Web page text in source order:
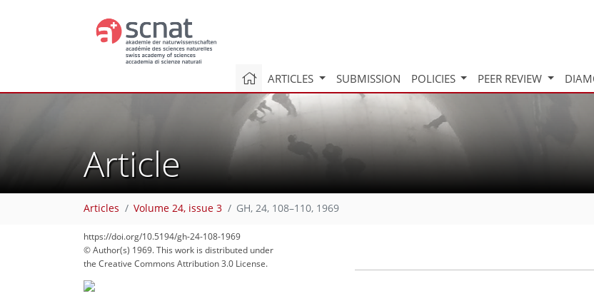
ARTICLES SUBMISSION POLICIES PEER REVIEW
Article
Articles Volume 24, issue 3 GH, 24, 108–110, 1969
https://doi.org/10.5194/gh-24-108-1969
© Author(s) 1969. This work is distributed under
the Creative Commons Attribution 3.0 License.